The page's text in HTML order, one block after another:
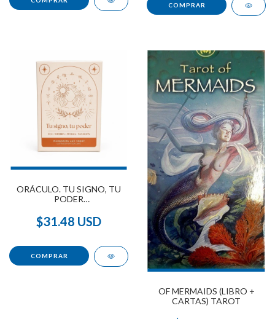
ORÁCULO. TU SIGNO, TU
PODER
$31.48 USD
OF MERMAIDS (LIBRO +
CARTAS) TAROT